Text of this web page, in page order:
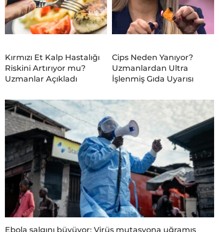
Kırmızı Et Kalp Hastalığı
Riskini Artırıyor mu?
Uzmanlar Açıkladı
Cips Neden Yanıyor?
Uzmanlardan Ultra
İşlenmiş Gıda Uyarısı
Ebola salgını büyüyor: Virüs mutasyona uğramış